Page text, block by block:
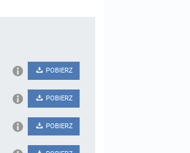
POBIERZ
POBIERZ
POBIERZ